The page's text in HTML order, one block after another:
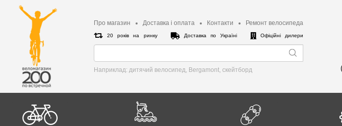
Про магазин Доставка і оплата Контакти Ремонт велосипеда
20 років на ринку Доставка по Україні Офіційні дилери
Наприклад: дитячий велосипед, Bergamont, cкейтборд